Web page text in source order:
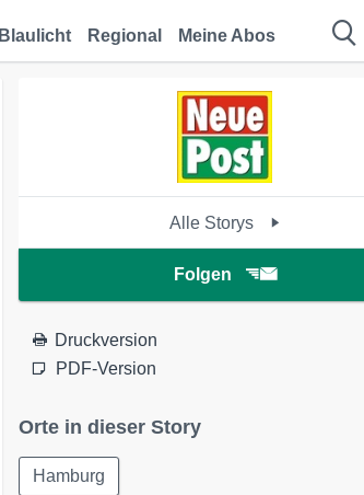
Blaulicht Regional Meine Abos
Alle Storys
Folgen
Druckversion
PDF-Version
Orte in dieser Story
Hamburg